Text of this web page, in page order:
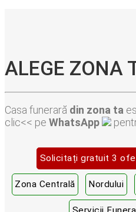
ALEGE ZONA
Casa funerară din zona ta
clic<< pe WhatsApp
Solicitați gratuit 3
Zona Centrală Nordului